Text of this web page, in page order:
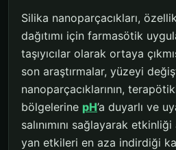
Silika nanoparçacıkları,
dağıtımı için farmasötik
taşıyıcılar olarak ortaya
son araştırmalar, yüzeyi
nanoparçacıklarının,
bölgelerine pH’a duyarlı ve
salınımını sağlayarak
yan etkileri en aza indirdiği